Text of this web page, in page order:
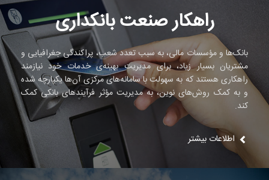
راهکار صنعت بانکداری
بانک‌ها و مؤسسات مالی، به سبب تعدد شعب، پراکندگی جغرافیایی و
مشتریان بسیار زیاد، برای مدیریت بهینه‌ی خدمات خود نیازمند
راهکاری هستند که به سهولت با سامانه‌های مرکزی آن‌ها یکپارچه شده
و به کمک روش‌های نوین، به مدیریت مؤثر فرآیندهای بانکی کمک
کند.
اطلاعات بیشتر